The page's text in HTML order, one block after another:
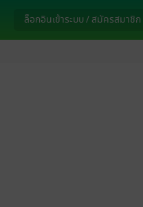
ล็อกอินเข้าระบบ / สมัครสมาชิก